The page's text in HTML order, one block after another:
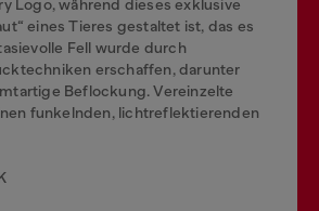
Logo, während dieses exklusive
eines Tieres gestaltet ist, das es
Fell wurde durch
erschaffen, darunter
Beflockung. Vereinzelte
funkelnden, lichtreflektierenden